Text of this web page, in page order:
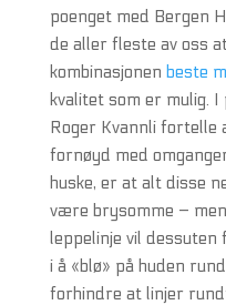
poenget med Bergen
de aller fleste av oss
kombinasjonen beste
kvalitet som er mulig.
Roger Kvannli fortelle
fornøyd med
huske, er at alt disse
være brysomme –
leppelinje vil
i å «blø» på huden
forhindre at linjer